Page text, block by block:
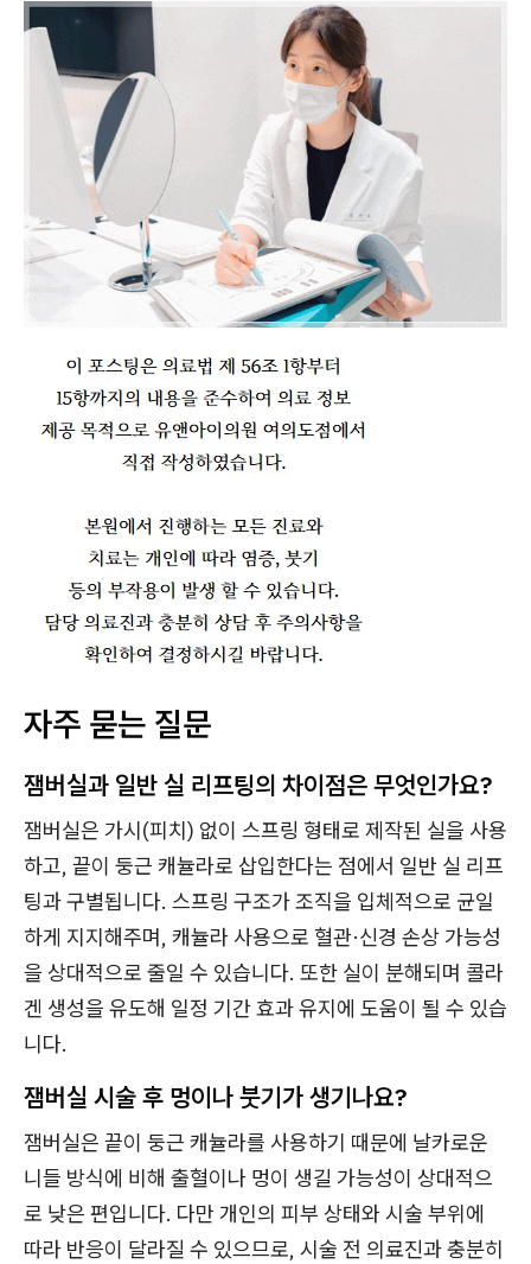
자주 묻는 질문
잼버실과 일반 실 리프팅의 차이점은 무엇인가요?
잼버실은 가시(피치) 없이 스프링 형태로 제작된 실을 사용
하고, 끝이 둥근 캐뉼라로 삽입한다는 점에서 일반 실 리프
팅과 구별됩니다. 스프링 구조가 조직을 입체적으로 균일
하게 지지해주며, 캐뉼라 사용으로 혈관·신경 손상 가능성
을 상대적으로 줄일 수 있습니다. 또한 실이 분해되며 콜라
겐 생성을 유도해 일정 기간 효과 유지에 도움이 될 수 있습
니다.
잼버실 시술 후 멍이나 붓기가 생기나요?
잼버실은 끝이 둥근 캐뉼라를 사용하기 때문에 날카로운
니들 방식에 비해 출혈이나 멍이 생길 가능성이 상대적으
로 낮은 편입니다. 다만 개인의 피부 상태와 시술 부위에
따라 반응이 달라질 수 있으므로, 시술 전 의료진과 충분히